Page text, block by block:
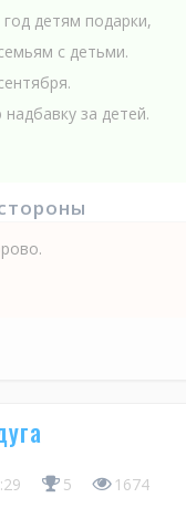
детям подарки,
с детьми.
за детей.
5 1674